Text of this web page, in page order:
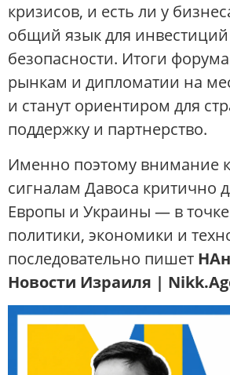
кризисов, и есть ли у
общий язык для
безопасности. Итоги форума
рынкам и дипломатии на
и станут ориентиром для
поддержку и партнерство.
Именно поэтому внимание к
сигналам Давоса критично
Европы и Украины — в
политики, экономики и
последовательно пишет
Новости Израиля |